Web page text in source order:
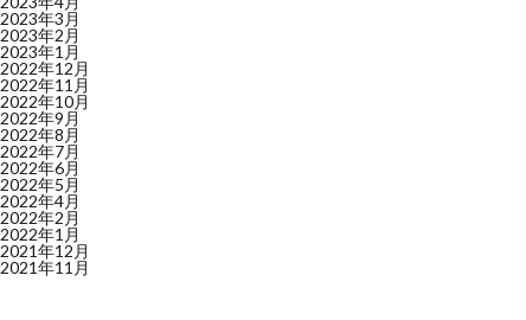
2023年3月
2023年2月
2023年1月
2022年12月
2022年11月
2022年10月
2022年9月
2022年8月
2022年7月
2022年6月
2022年5月
2022年4月
2022年2月
2022年1月
2021年12月
2021年11月